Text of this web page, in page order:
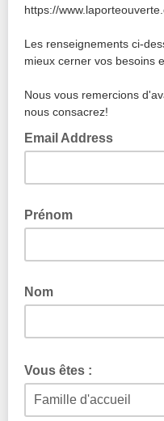
https://
Les renseignements ci-
mieux cerner vos besoins
Nous vous remercions
nous consacrez!
Email Address
Prénom
Nom
Vous êtes :